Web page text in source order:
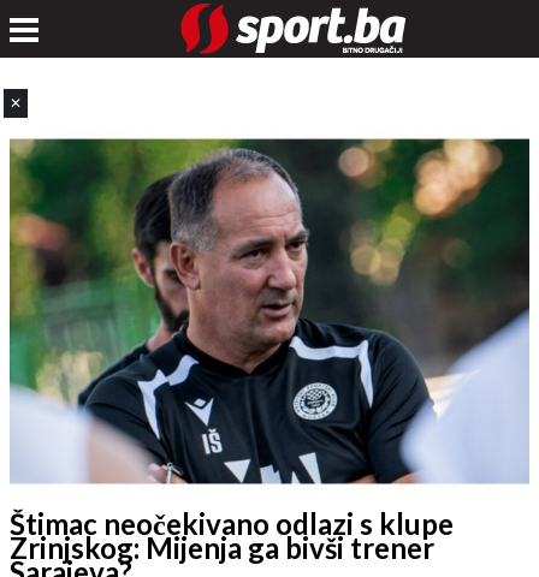
✕
Štimac neočekivano odlazi s klupe
Zrinjskog: Mijenja ga bivši trener